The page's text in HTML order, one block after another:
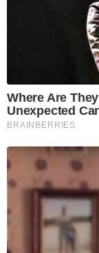
Where Are
Unexpected
BRAINBERRIES